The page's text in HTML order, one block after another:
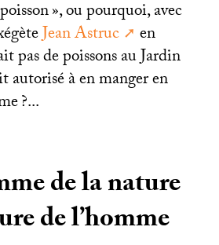
», ou pourquoi, avec
Jean Astruc
en
pas de poissons au Jardin
autorisé à en manger en
?...
de la nature
de l’homme